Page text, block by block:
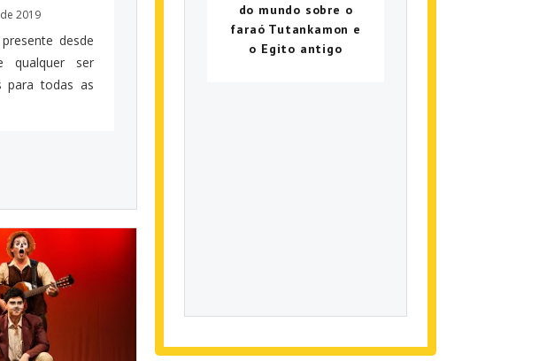
2019
desde
qualquer ser
para todas as
do mundo sobre o
faraó Tutankamon e
o Egito antigo